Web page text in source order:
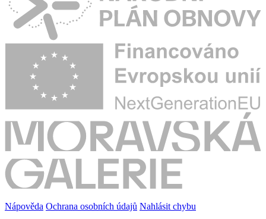
Nápověda Ochrana osobních údajů Nahlásit chybu